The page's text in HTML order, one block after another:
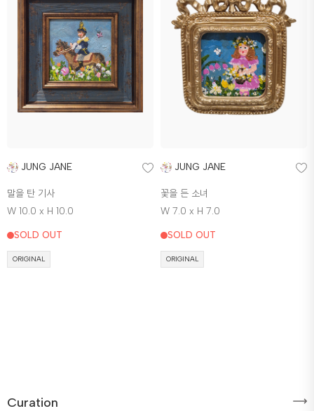
JUNG JANE
말을 탄 기사
W 10.0 x H 10.0
SOLD OUT
ORIGINAL
JUNG JANE
꽃을 든 소녀
W 7.0 x H 7.0
SOLD OUT
ORIGINAL
Curation